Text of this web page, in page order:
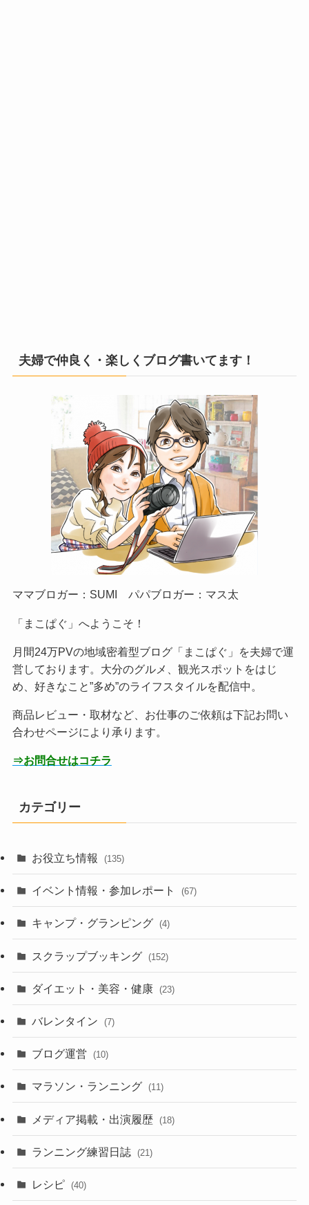
夫婦で仲良く・楽しくブログ書いてます！
ママブロガー：SUMI パパブロガー：マス太
「まこぱぐ」へようこそ！
月間24万PVの地域密着型ブログ「まこぱぐ」を夫婦で運
営しております。大分のグルメ、観光スポットをはじ
め、好きなこと”多め”のライフスタイルを配信中。
商品レビュー・取材など、お仕事のご依頼は下記お問い
合わせページにより承ります。
⇒お問合せはコチラ
カテゴリー
お役立ち情報 (135)
イベント情報・参加レポート (67)
キャンプ・グランピング (4)
スクラップブッキング (152)
ダイエット・美容・健康 (23)
バレンタイン (7)
ブログ運営 (10)
マラソン・ランニング (11)
メディア掲載・出演履歴 (18)
ランニング練習日誌 (21)
レシピ (40)